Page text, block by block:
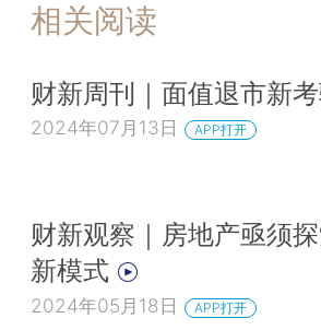
相关阅读
财新周刊｜面值退市新
2024年07月13日 APP打开
财新观察｜房地产亟须
新模式
2024年05月18日 APP打开